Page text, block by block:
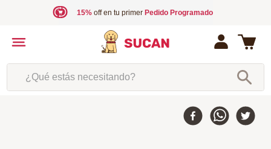
15%off en tu primer Pedido Programado
¿Qué estás necesitando?